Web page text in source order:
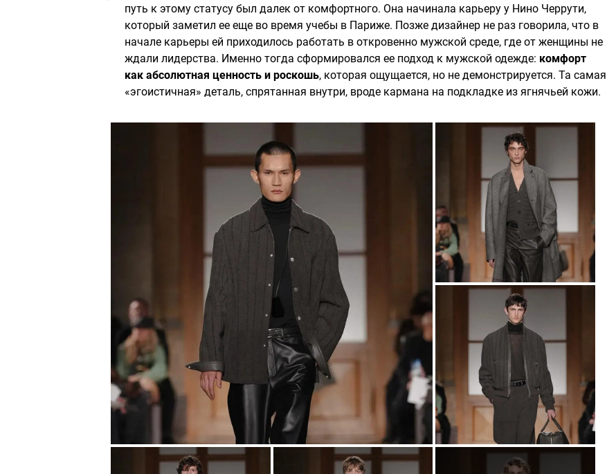
путь к этому статусу был далек от комфортного. Она начинала карьеру у Нино Черрути,
который заметил ее еще во время учебы в Париже. Позже дизайнер не раз говорила, что в
начале карьеры ей приходилось работать в откровенно мужской среде, где от женщины не
ждали лидерства. Именно тогда сформировался ее подход к мужской одежде: комфорт
как абсолютная ценность и роскошь, которая ощущается, но не демонстрируется. Та самая
«эгоистичная» деталь, спрятанная внутри, вроде кармана на подкладке из ягнячьей кожи.